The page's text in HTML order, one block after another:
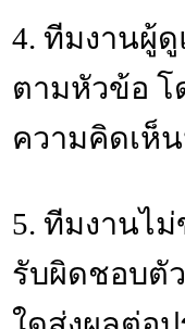
4. ทีมงานผู้
ตามหัวข้อ โ
ความคิดเห็
5. ทีมงานไ
รับผิดชอบตั